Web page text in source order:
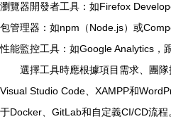
瀏覽器開發者工具：如Firefox
包管理器：如npm（Node.js）或
性能監控工具：如Google Analytics，
選擇工具時應根據項目需求、團
Visual Studio Code、XAMPP和
于Docker、GitLab和自定義CI/CD流